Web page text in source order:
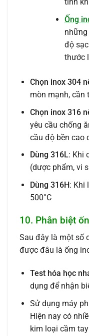
tinh
Ống
những
độ
thước
Chọn inox 304
mòn mạnh, cần
Chọn inox 316
yêu cầu chống
cầu độ bền cao
Dùng 316L: Khi
(dược phẩm, vi
Dùng 316H: Khi
500°C
10. Phân biệt
Sau đây là một số
được đâu là ống
Test hóa học
dụng để nhận
Sử dụng máy
Hiện nay có
kim loại cầm